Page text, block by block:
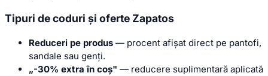
Tipuri de coduri și oferte Zapatos
Reduceri pe produs — procent afișat direct pe pantofi,
sandale sau genți.
„-30% extra în coș" — reducere suplimentară aplicată